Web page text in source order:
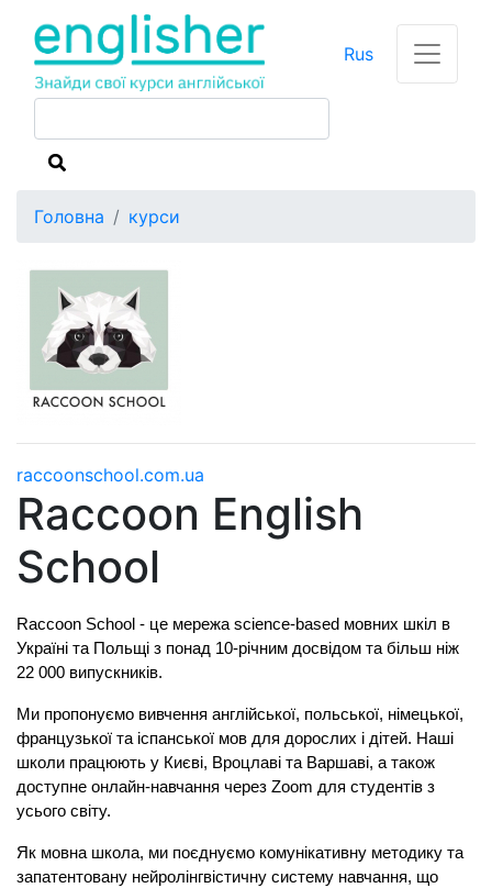
Rus
Головна курси
raccoonschool.com.ua
Raccoon English
School
Raccoon School - це мережа science-based мовних шкіл в
Україні та Польщі з понад 10-річним досвідом та більш ніж
22 000 випускників.
Ми пропонуємо вивчення англійської, польської, німецької,
французької та іспанської мов для дорослих і дітей. Наші
школи працюють у Києві, Вроцлаві та Варшаві, а також
доступне онлайн-навчання через Zoom для студентів з
усього світу.
Як мовна школа, ми поєднуємо комунікативну методику та
запатентовану нейролінгвістичну систему навчання, що